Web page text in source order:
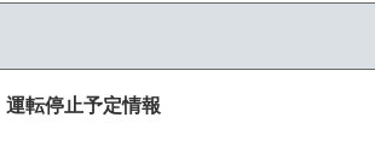
運転停止予定情報